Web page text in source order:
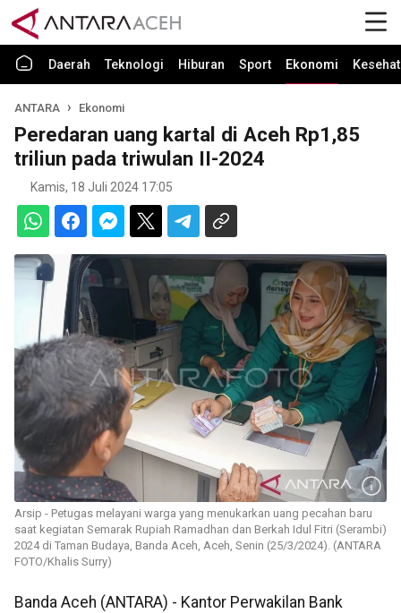
Daerah Teknologi Hiburan Sport Ekonomi
ANTARA Ekonomi
Peredaran uang kartal di Aceh Rp1,85
triliun pada triwulan II-2024
Kamis, 18 Juli 2024 17:05
Arsip - Petugas melayani warga yang menukarkan uang pecahan baru
saat kegiatan Semarak Rupiah Ramadhan dan Berkah Idul Fitri (Serambi)
2024 di Taman Budaya, Banda Aceh, Aceh, Senin (25/3/2024). (ANTARA
FOTO/Khalis Surry)
Banda Aceh (ANTARA) - Kantor Perwakilan Bank